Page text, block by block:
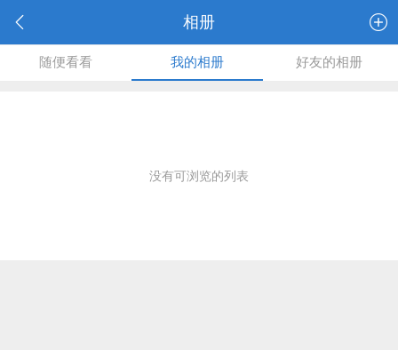
相册
随便看看 我的相册 好友的相册
没有可浏览的列表